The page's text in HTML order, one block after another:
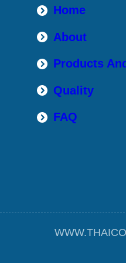
Home
About
Products
Quality
FAQ